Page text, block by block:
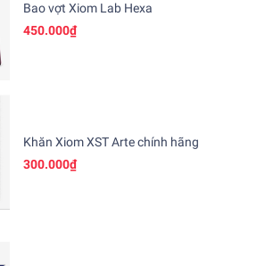
Bao vợt Xiom Lab Hexa
450.000₫
Khăn Xiom XST Arte chính hãng
300.000₫